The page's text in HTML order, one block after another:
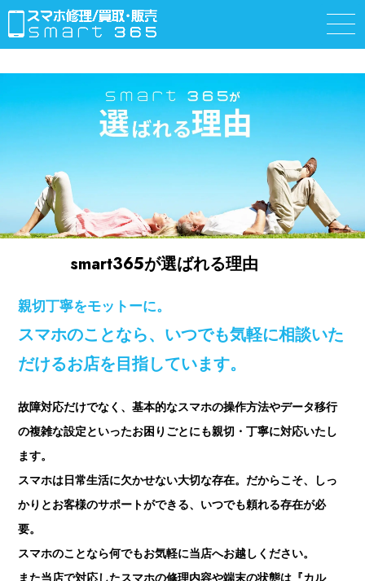
smart365が選ばれる理由
親切丁寧をモットーに。
スマホのことなら、いつでも気軽に相談いた
だけるお店を目指しています。
故障対応だけでなく、基本的なスマホの操作方法やデータ移行
の複雑な設定といったお困りごとにも親切・丁寧に対応いたし
ます。
スマホは日常生活に欠かせない大切な存在。だからこそ、しっ
かりとお客様のサポートができる、 いつでも頼れる存在が必
要。
スマホのことなら何でもお気軽に当店へお越しください。
また当店で対応したスマホの修理内容や端末の状態は『カル